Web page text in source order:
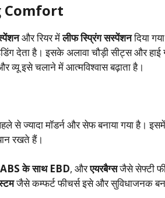
Comfort
और रियर मेंलीफ स्प्रिंग सस्पेंशनदिया
देता है। इसके अलावा चौड़ी सीट्स और हाई
व्यू इसे चलाने में आत्मविश्वास बढ़ाता है।
से ज्यादा मॉडर्न और सेफ बनाया गया है।
रखते हैं।
ABS के साथ EBD, औरएयरबैग्सजैसे सेफ्टी
जैसे कम्फर्ट फीचर्स इसे और सुविधाजनक